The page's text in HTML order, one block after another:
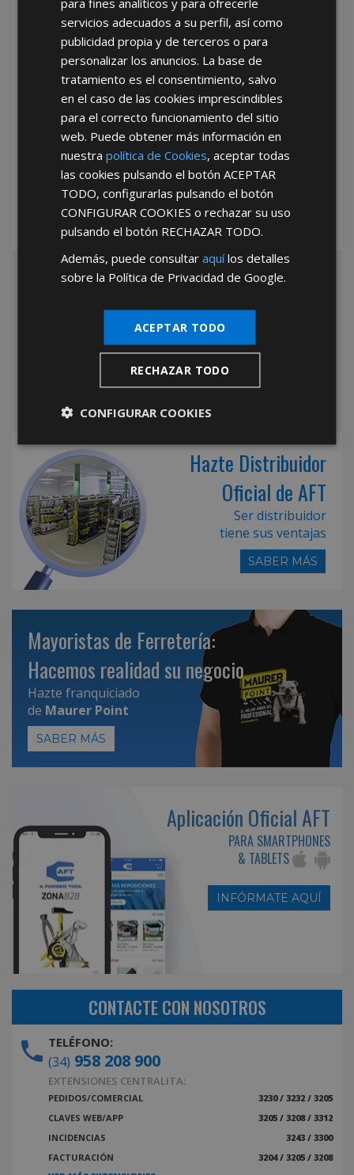
He leído y acepto laPolítica de Privacidad
*Abstenerse particulares, sólo venta a tiendas y empresas minoristas y
mayoristas.
Hazte Distribuidor
Oficial de AFT
Ser distribuidor
tiene sus ventajas
SABER MÁS
Mayoristas de Ferretería:
Hacemos realidad su negocio
Hazte franquiciado
de Maurer Point
SABER MÁS
Aplicación Oficial AFT
PARA SMARTPHONES
& TABLETS
INFÓRMATE AQUÍ
CONTACTE CON NOSOTROS
TELÉFONO:
(34) 958 208 900
EXTENSIONES CENTRALITA:
PEDIDOS/COMERCIAL
3230 / 3232 / 3205
CLAVES WEB/APP
3205 / 3208 / 3312
INCIDENCIAS
3243 / 3300
FACTURACIÓN
3204 / 3205 / 3208
servicios adecuados a su perfil, así como
publicidad propia y de terceros o para
personalizar los anuncios. La base de
tratamiento es el consentimiento, salvo
en el caso de las cookies imprescindibles
para el correcto funcionamiento del sitio
web. Puede obtener más información en
nuestrapolítica de Cookies, aceptar todas
las cookies pulsando el botónACEPTAR
TODO, configurarlas pulsando el botón
CONFIGURAR COOKIES o rechazar su uso
pulsando el botón RECHAZAR TODO.
Además, puede consultaraquílos detalles
sobre la Política de Privacidad de Google.
ACEPTAR TODO
RECHAZAR TODO
CONFIGURAR COOKIES